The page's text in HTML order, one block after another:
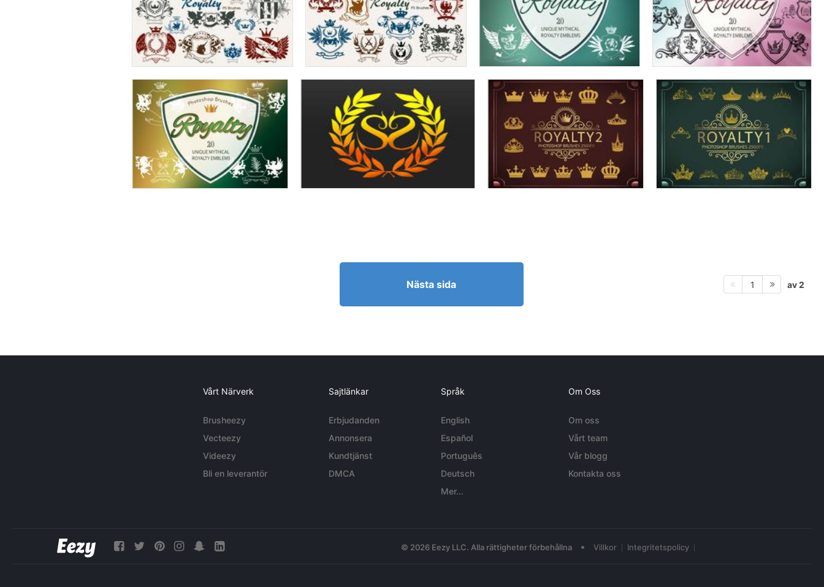
Nästa sida 1 av 2
Vårt Närverk
Brusheezy
Vecteezy
Videezy
Bli en leverantör
Sajtlänkar
Erbjudanden
Annonsera
Kundtjänst
DMCA
Språk
English
Español
Português
Deutsch
Mer...
Om Oss
Om oss
Vårt team
Vår blogg
Kontakta oss
© 2026 Eezy LLC. Alla rättigheter förbehållna • Villkor Integritetspolicy